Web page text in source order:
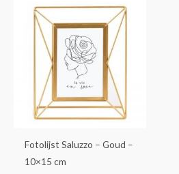
Fotolijst Saluzzo – Goud –
10×15 cm